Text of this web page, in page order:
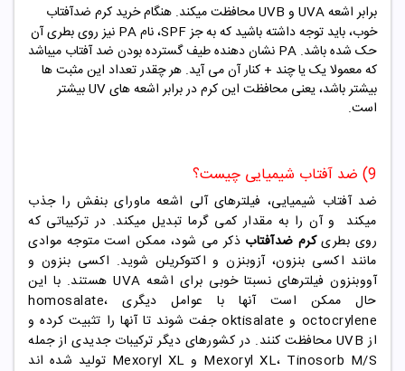
برابر اشعه UVA و UVB محافظت میکند. هنگام خرید کرم ضدآفتاب
خوب، باید توجه داشته باشید که به جز SPF، نام PA نیز روی بطری آن
حک شده باشد. PA نشان دهنده طیف گسترده بودن ضد آفتاب میباشد
که معمولا یک یا چند + کنار آن می آید. هر چقدر تعداد این مثبت ها
بیشتر باشد، یعنی محافظت این کرم در برابر اشعه های UV بیشتر
است.
9) ضد آفتاب شیمیایی چیست؟
ضد آفتاب شیمیایی، فیلترهای آلی اشعه ماورای بنفش را جذب
میکند و آن را به مقدار کمی گرما تبدیل میکند. در ترکیباتی که
روی بطریکرم ضدآفتاب ذکر می شود، ممکن است متوجه موادی
مانند اکسی بنزون، آزوبنزن و اکتوکریلن شوید. اکسی بنزون و
آووبنزون فیلترهای نسبتا خوبی برای اشعه UVA هستند. با این
حال ممکن است آنها با عوامل دیگری homosalate،
octocrylene و oktisalate جفت شوند تا آنها را تثبیت کرده و
از UVB محافظت کنند. در کشورهای دیگر ترکیبات جدیدی از جمله
Mexoryl XL، Tinosorb M/S و Mexoryl XL تولید شده اند